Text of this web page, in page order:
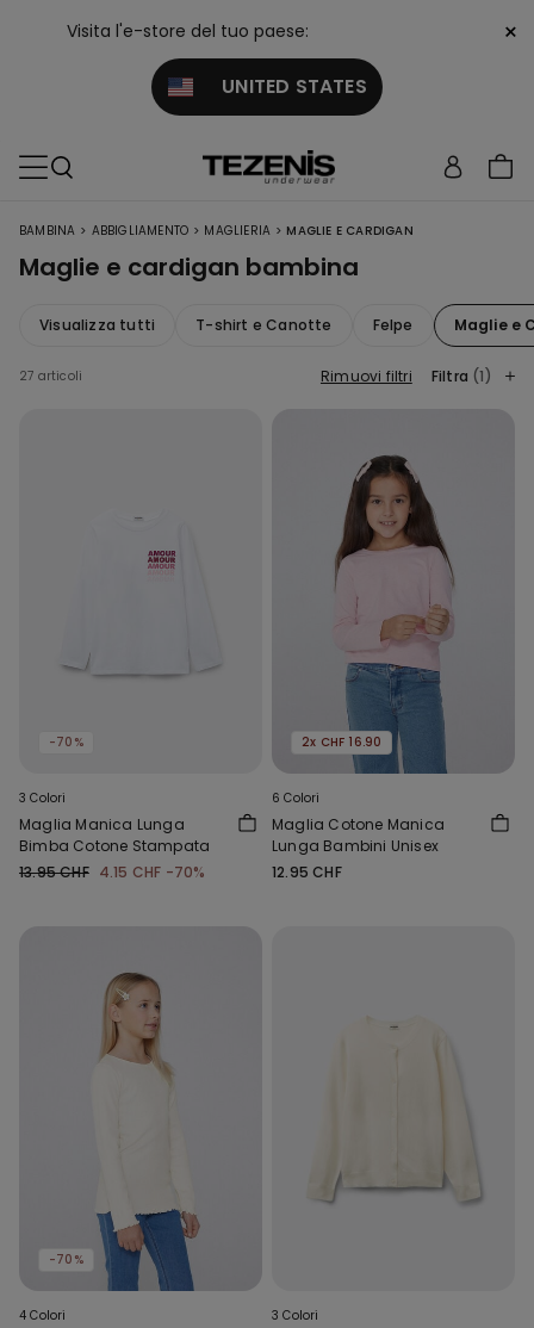
Visita l'e-store del tuo paese:
UNITED STATES
×
BAMBINA > ABBIGLIAMENTO > MAGLIERIA > MAGLIE E CARDIGAN
Maglie e cardigan bambina
Visualizza tutti T-shirt e Canotte Felpe Maglie e
27 articoli Rimuovi filtri Filtra (1)
-70%
3 Colori
Maglia Manica Lunga
Bimba Cotone Stampata
13.95 CHF 4.15 CHF -70%
2x CHF 16.90
6 Colori
Maglia Cotone Manica
Lunga Bambini Unisex
12.95 CHF
-70%
4 Colori 3 Colori